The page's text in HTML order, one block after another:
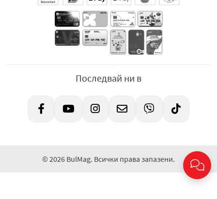
Последвай ни в
© 2026 BulMag. Всички права запазени.